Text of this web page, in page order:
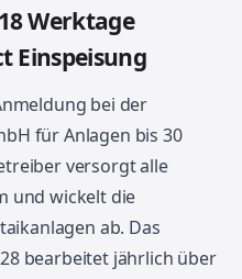
Werktage
Einspeisung
bei der
für Anlagen bis 30
versorgt alle
und wickelt die
ab. Das
bearbeitet jährlich über